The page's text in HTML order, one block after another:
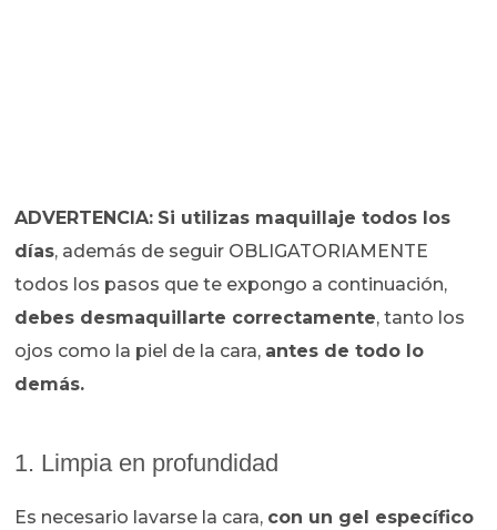
ADVERTENCIA: Si utilizas maquillaje todos los
días, además de seguir OBLIGATORIAMENTE
todos los pasos que te expongo a continuación,
debes desmaquillarte correctamente, tanto los
ojos como la piel de la cara, antes de todo lo
demás.
1. Limpia en profundidad
Es necesario lavarse la cara, con un gel específico